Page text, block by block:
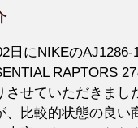
日にNIKEのAJ1286-
RAPTORS
させていただきまし
、比較的状態の良い